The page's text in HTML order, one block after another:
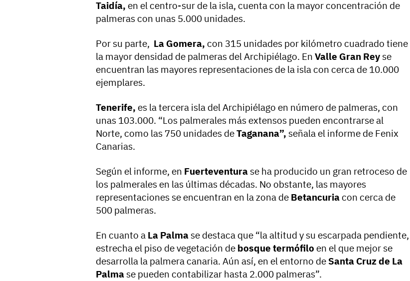
Taidía, en el centro-sur de la isla, cuenta con la mayor concentración de
palmeras con unas 5.000 unidades.
Por su parte, La Gomera, con 315 unidades por kilómetro cuadrado tiene
la mayor densidad de palmeras del Archipiélago. En Valle Gran Rey se
encuentran las mayores representaciones de la isla con cerca de 10.000
ejemplares.
Tenerife, es la tercera isla del Archipiélago en número de palmeras, con
unas 103.000. “Los palmerales más extensos pueden encontrarse al
Norte, como las 750 unidades deTaganana”, señala el informe de Fenix
Canarias.
Según el informe, en Fuerteventura se ha producido un gran retroceso de
los palmerales en las últimas décadas. No obstante, las mayores
representaciones se encuentran en la zona de Betancuria con cerca de
500 palmeras.
En cuanto a La Palma se destaca que “la altitud y su escarpada pendiente,
estrecha el piso de vegetación de bosque termófilo en el que mejor se
desarrolla la palmera canaria. Aún así, en el entorno de Santa Cruz de La
Palma se pueden contabilizar hasta 2.000 palmeras”.